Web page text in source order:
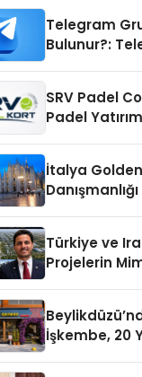
Telegram
Bulunur?:
SRV Padel
Padel
İtalya
Danışmanlığı
Türkiye ve
Projelerin
Holding
Projesini
İşkembe, 20